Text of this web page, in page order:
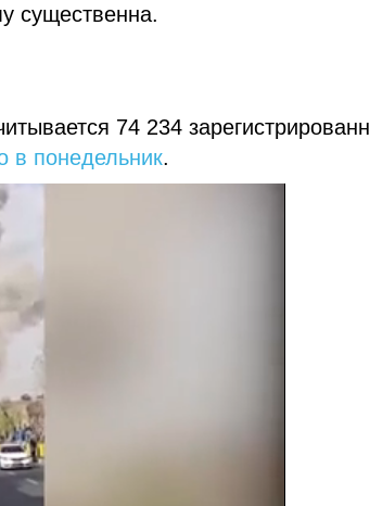
существенна.
74 234
в понедельник.